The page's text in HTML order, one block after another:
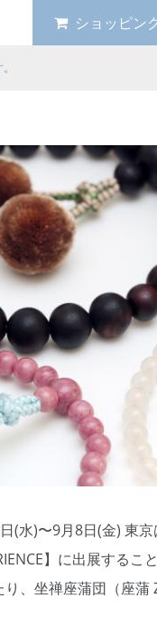
ショッピン
(水)〜9月8日(金) 東
】に出展するこ
、坐禅座蒲団（座蒲